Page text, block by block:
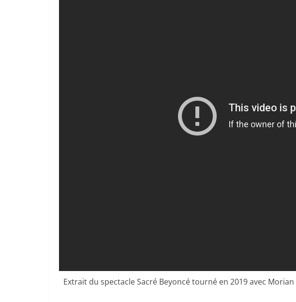
Extrait du spectacle Sacré Beyoncé tourné en 2019 avec